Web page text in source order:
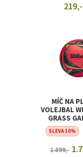
MÍČ NA
VOLEJBAL
GRASS
SLEVA 10%
1.899,-